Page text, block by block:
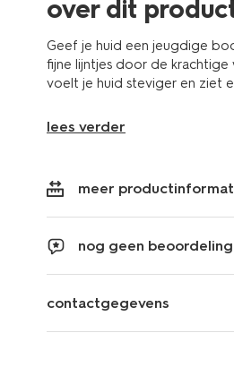
over dit
Geef je huid een jeugdige
fijne lijntjes door de krachtige
voelt je huid steviger en ziet
lees verder
meer
nog geen beoordeling
contactgegevens